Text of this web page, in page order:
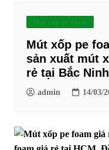
Mút xốp pe foam
Mút xốp pe
sản xuất mút
rẻ tại Bắc Ninh
admin 14/03/